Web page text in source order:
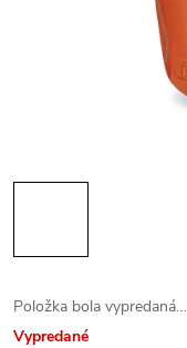
Položka bola vypredaná…
Vypredané